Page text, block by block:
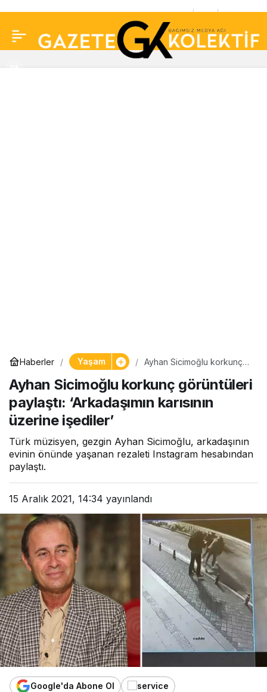
Haberler Yaşam
Ayhan Sicimoğlu korkunç
‘Arkadaşımın karısının
üzerine işediler’
Ayhan Sicimoğlu korkunç görüntüleri
paylaştı: ‘Arkadaşımın karısının
üzerine işediler’
Türk müzisyen, gezgin Ayhan Sicimoğlu, arkadaşının
evinin önünde yaşanan rezaleti Instagram hesabından
paylaştı.
15 Aralık 2021, 14:34 yayınlandı
Google'da Abone Ol
gezen insanlar gördüm,